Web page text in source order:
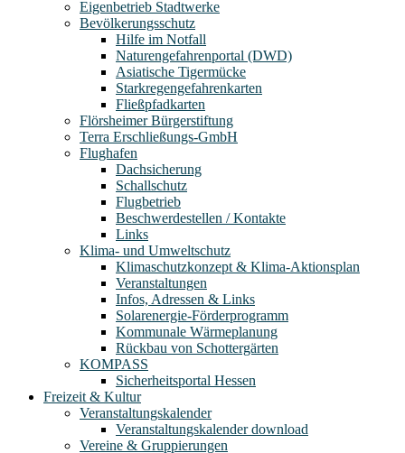
Eigenbetrieb Stadtwerke
Bevölkerungsschutz
Hilfe im Notfall
Naturengefahrenportal (DWD)
Asiatische Tigermücke
Starkregengefahrenkarten
Fließpfadkarten
Flörsheimer Bürgerstiftung
Terra Erschließungs-GmbH
Flughafen
Dachsicherung
Schallschutz
Flugbetrieb
Beschwerdestellen / Kontakte
Links
Klima- und Umweltschutz
Klimaschutzkonzept & Klima-Aktionsplan
Veranstaltungen
Infos, Adressen & Links
Solarenergie-Förderprogramm
Kommunale Wärmeplanung
Rückbau von Schottergärten
KOMPASS
Sicherheitsportal Hessen
Freizeit & Kultur
Veranstaltungskalender
Veranstaltungskalender download
Vereine & Gruppierungen